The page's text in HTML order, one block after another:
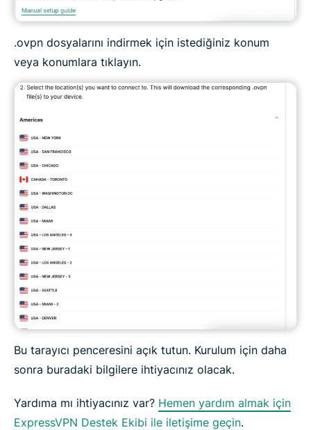
.ovpn dosyalarını indirmek için istediğiniz konum
veya konumlara tıklayın.
Bu tarayıcı penceresini açık tutun. Kurulum için daha
sonra buradaki bilgilere ihtiyacınız olacak.
Yardıma mı ihtiyacınız var? Hemen yardım almak için
ExpressVPN Destek Ekibi ile iletişime geçin.